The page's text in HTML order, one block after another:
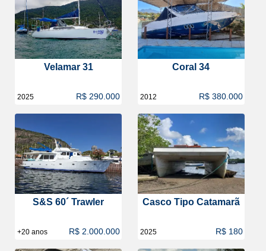
Velamar 31
2025 R$ 290.000
Coral 34
2012 R$ 380.000
S&S 60´ Trawler
+20 anos R$ 2.000.000
Casco Tipo Catamarã
2025 R$ 180